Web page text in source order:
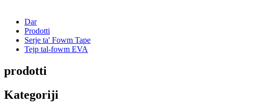
Dar
Prodotti
Serje ta' Fowm Tape
Tejp tal-fowm EVA
prodotti
Kategoriji